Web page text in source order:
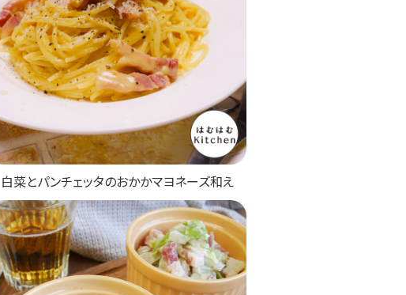
白菜とパンチェッタのおかかマヨネーズ和え